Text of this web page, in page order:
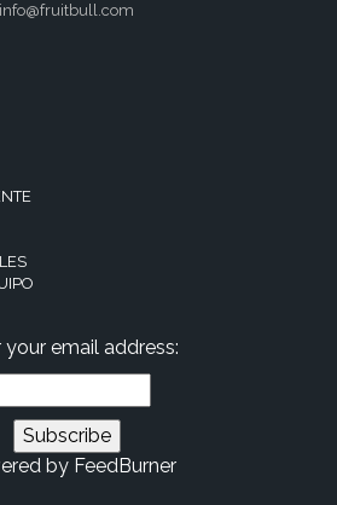
info@fruitbull.com
your email address:
by FeedBurner